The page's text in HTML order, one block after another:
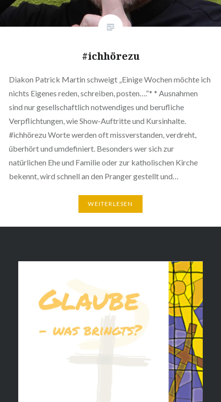
#ichhörezu
Diakon Patrick Martin schweigt „Einige Wochen möchte ich
nichts Eigenes reden, schreiben, posten….“* * Ausnahmen
sind nur gesellschaftlich notwendiges und berufliche
Verpflichtungen, wie Show-Auftritte und Kursinhalte.
#ichhörezu Worte werden oft missverstanden, verdreht,
überhört und umdefiniert. Besonders wer sich zur
natürlichen Ehe und Familie oder zur katholischen Kirche
bekennt, wird schnell an den Pranger gestellt und…
WEITERLESEN